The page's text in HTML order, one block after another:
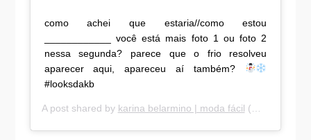
como achei que estaria//como estou
____________ você está mais foto 1 ou foto 2
nessa segunda? parece que o frio resolveu
aparecer aqui, apareceu aí também?
#looksdakb
A post shared by karina belarmino | moda fácil (@karinabelarmino) on